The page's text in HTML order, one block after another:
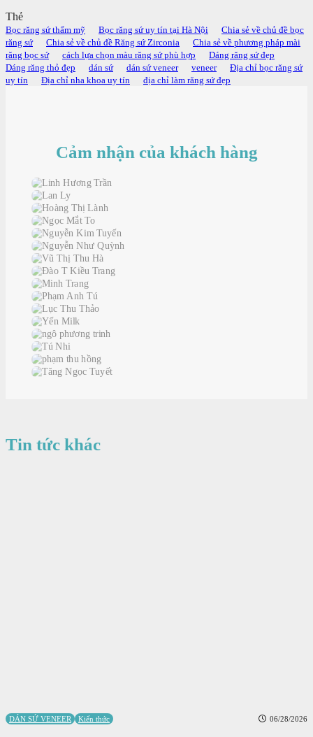
Thẻ
Bọc răng sứ thẩm mỹ Bọc răng sứ uy tín tại Hà Nội
Chia sẻ về chủ đề bọc
răng sứ
Chia sẻ về chủ đề Răng sứ Zirconia
Chia sẻ về phương pháp mài
răng bọc sứ
cách lựa chọn màu răng sứ phù hợp
Dáng răng sứ đẹp
Dáng răng thỏ đẹp
dán sứ dán sứ veneer veneer
Địa chỉ bọc răng sứ
uy tín
Địa chỉ nha khoa uy tín địa chỉ làm răng sứ đẹp
Cảm nhận của khách hàng
Tin tức khác
DÁN SỨ VENEER Kiến thức 06/28/2026